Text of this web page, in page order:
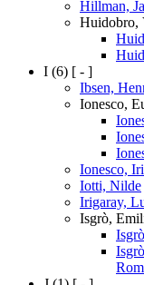
Hillman,
Huidobro,
I (6) [ - ]
Ibsen,
Ionesco,
Ionesco,
Iotti, Nilde
Irigaray,
Isgrò,